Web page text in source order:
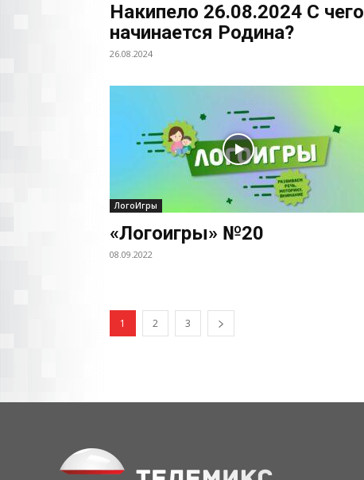
Накипело 26.08.2024 С чего
начинается Родина?
26.08.2024
ЛогоИгры
«Логоигры» №20
08.09.2022
1 2 3